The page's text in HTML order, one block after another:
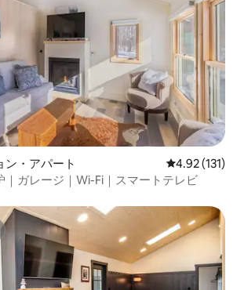
ン・アパート レビュー131
4.92 (131)
｜ガレージ｜Wi-Fi｜スマートテレビ